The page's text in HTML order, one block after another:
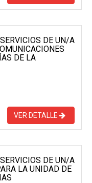
DE UN/A
DE LA
VER DETALLE
DE UN/A
LA UNIDAD DE